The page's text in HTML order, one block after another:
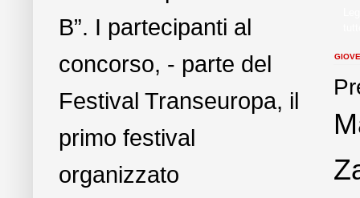
B”. I partecipanti al
concorso, - parte del
Festival Transeuropa, il
primo festival
organizzato